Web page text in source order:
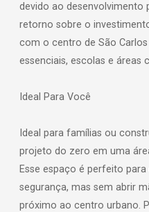
devido ao desenvolvimento
retorno sobre o
com o centro de São
essenciais, escolas e áreas
Ideal Para Você
Ideal para famílias ou
projeto do zero em uma
Esse espaço é perfeito
segurança, mas sem abrir
próximo ao centro urbano.